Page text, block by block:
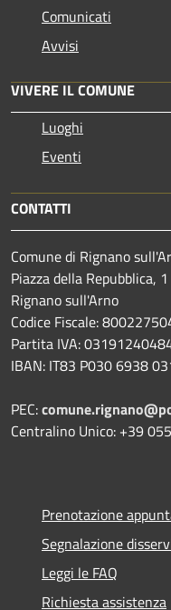
Comunicati
Avvisi
VIVERE IL COMUNE
Luoghi
Eventi
CONTATTI
Comune di Rignano
Piazza della Repubblica,
Rignano sull'Arno
Codice Fiscale:
Partita IVA:
IBAN: IT83 P030 6938
PEC:
Centralino Unico: +39
Prenotazione
Segnalazione
Leggi le FAQ
Richiesta assistenza